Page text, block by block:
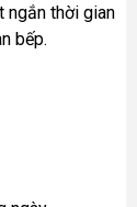
ngắn thời gian
bếp.